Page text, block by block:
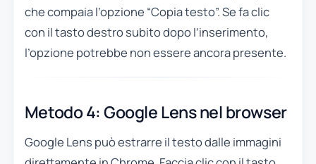
che compaia l’opzione “Copia testo”. Se fa clic
con il tasto destro subito dopo l’inserimento,
l’opzione potrebbe non essere ancora presente.
Metodo 4: Google Lens nel browser
Google Lens può estrarre il testo dalle immagini